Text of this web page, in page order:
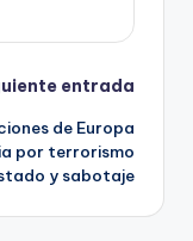
entrada
de Europa
por terrorismo
y sabotaje